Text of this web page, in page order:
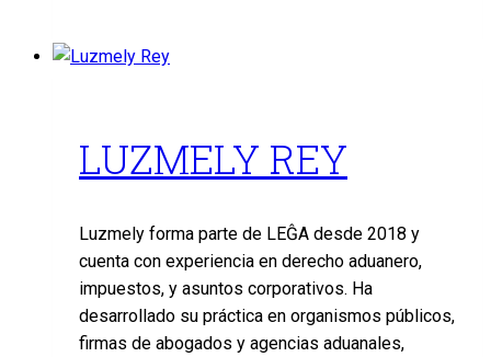
LUZMELY REY
Luzmely forma parte de LEĜA desde 2018 y
cuenta con experiencia en derecho aduanero,
impuestos, y asuntos corporativos. Ha
desarrollado su práctica en organismos públicos,
firmas de abogados y agencias aduanales,